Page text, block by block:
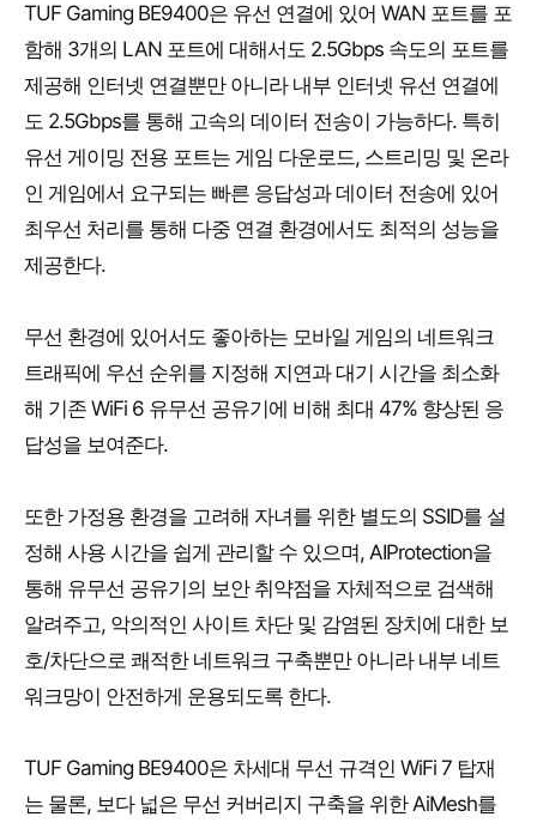
TUF Gaming BE9400은 유선 연결에 있어 WAN 포트를 포
함해 3개의 LAN 포트에 대해서도 2.5Gbps 속도의 포트를
제공해 인터넷 연결뿐만 아니라 내부 인터넷 유선 연결에
도 2.5Gbps를 통해 고속의 데이터 전송이 가능하다. 특히
유선 게이밍 전용 포트는 게임 다운로드, 스트리밍 및 온라
인 게임에서 요구되는 빠른 응답성과 데이터 전송에 있어
최우선 처리를 통해 다중 연결 환경에서도 최적의 성능을
제공한다.
무선 환경에 있어서도 좋아하는 모바일 게임의 네트워크
트래픽에 우선 순위를 지정해 지연과 대기 시간을 최소화
해 기존 WiFi 6 유무선 공유기에 비해 최대 47% 향상된 응
답성을 보여준다.
또한 가정용 환경을 고려해 자녀를 위한 별도의 SSID를 설
정해 사용 시간을 쉽게 관리할 수 있으며, AIProtection을
통해 유무선 공유기의 보안 취약점을 자체적으로 검색해
알려주고, 악의적인 사이트 차단 및 감염된 장치에 대한 보
호/차단으로 쾌적한 네트워크 구축뿐만 아니라 내부 네트
워크망이 안전하게 운용되도록 한다.
TUF Gaming BE9400은 차세대 무선 규격인 WiFi 7 탑재
는 물론, 보다 넓은 무선 커버리지 구축을 위한 AiMesh를